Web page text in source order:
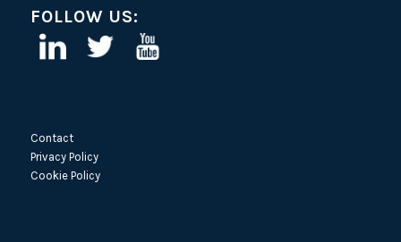
FOLLOW US:
Contact
Privacy Policy
Cookie Policy